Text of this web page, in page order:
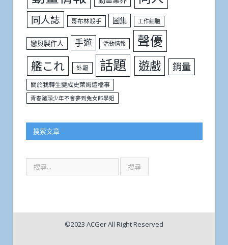
同人誌 哥布林殺手 圖集 工作細胞
戀與製作人 手遊 活動情報 聲優
艦これ 訃報 話題 遊戲 銷量
關於我轉生變成史萊姆這檔事
青春豬頭少年不會夢到兔女郎學姐
搜索文章
©2023 ACGer All Right Reserved